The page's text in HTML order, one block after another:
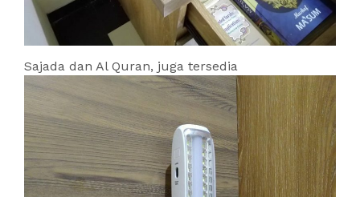
Sajada dan Al Quran, juga tersedia